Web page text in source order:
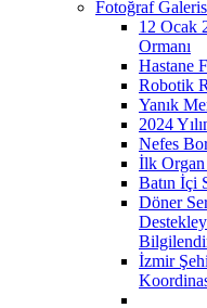
Fotoğraf
12 Ocak
Ormanı
Hastane
Robotik
Yanık
2024
Nefes
İlk
Batın İçi
Döner
İzmir